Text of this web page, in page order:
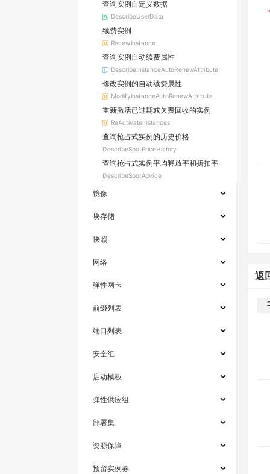
查询实例自定义数据
DescribeUserData
续费实例
RenewInstance
查询实例自动续费属性
DescribeInstanceAutoRenewAttribute
修改实例的自动续费属性
ModifyInstanceAutoRenewAttribute
重新激活已过期或欠费回收的实例
ReActivateInstances
查询抢占式实例的历史价格
DescribeSpotPriceHistory
查询抢占式实例平均释放率和折扣率
DescribeSpotAdvice
镜像
块存储
快照
网络
弹性网卡
前缀列表
端口列表
安全组
启动模板
弹性供应组
部署集
资源保障
预留实例券
返